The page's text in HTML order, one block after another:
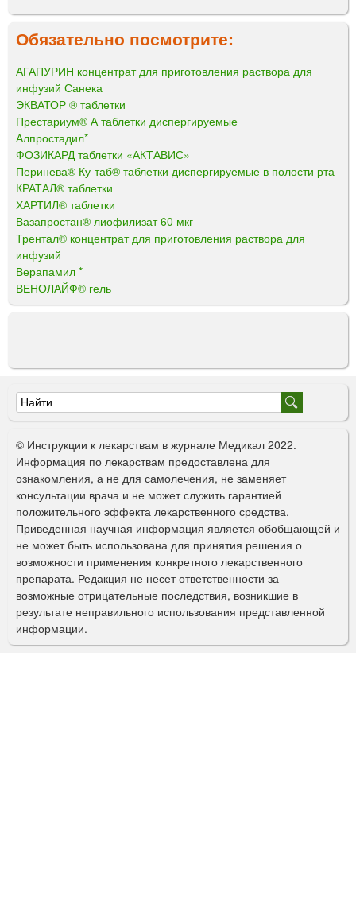
Обязательно посмотрите:
АГАПУРИН концентрат для приготовления раствора для
инфузий Санека
ЭКВАТОР ® таблетки
Престариум® А таблетки диспергируемые
Алпростадил*
ФОЗИКАРД таблетки «АКТАВИС»
Перинева® Ку-таб® таблетки диспергируемые в полости рта
КРАТАЛ® таблетки
ХАРТИЛ® таблетки
Вазапростан® лиофилизат 60 мкг
Трентал® концентрат для приготовления раствора для
инфузий
Верапамил *
ВЕНОЛАЙФ® гель
Ф
о
р
м
а
п
о
и
с
к
© Инструкции к лекарствам в журнале Медикал 2022.
Информация по лекарствам предоставлена для
ознакомления, а не для самолечения, не заменяет
консультации врача и не может служить гарантией
положительного эффекта лекарственного средства.
Приведенная научная информация является обобщающей и
не может быть использована для принятия решения о
возможности применения конкретного лекарственного
препарата. Редакция не несет ответственности за
возможные отрицательные последствия, возникшие в
результате неправильного использования представленной
информации.